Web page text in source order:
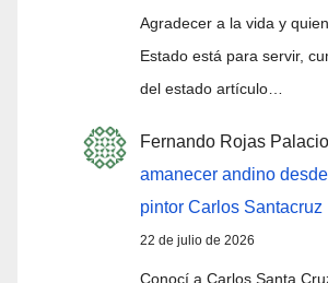
Agradecer a la vida y
Estado está para servir,
del estado artículo…
Fernando Rojas
amanecer andino
pintor Carlos Santacruz
22 de julio de 2026
Conocí a Carlos Santa